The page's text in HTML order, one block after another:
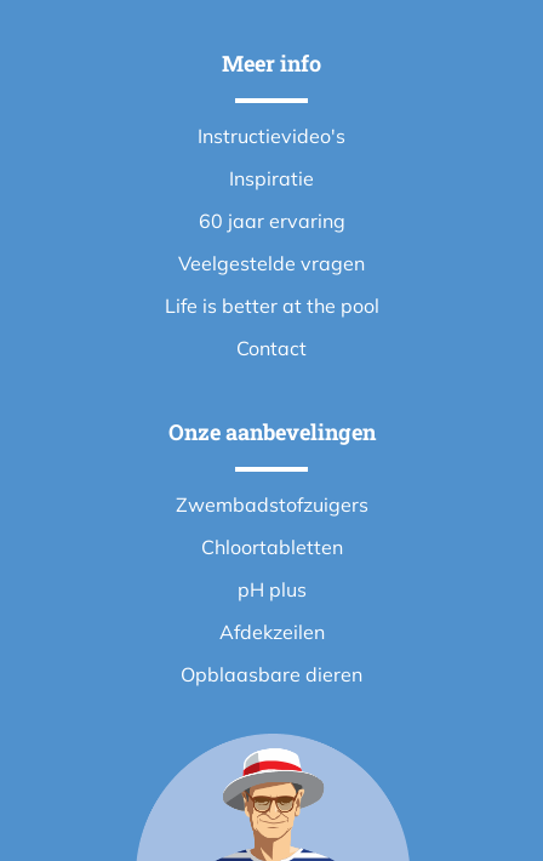
Meer info
Instructievideo's
Inspiratie
60 jaar ervaring
Veelgestelde vragen
Life is better at the pool
Contact
Onze aanbevelingen
Zwembadstofzuigers
Chloortabletten
pH plus
Afdekzeilen
Opblaasbare dieren